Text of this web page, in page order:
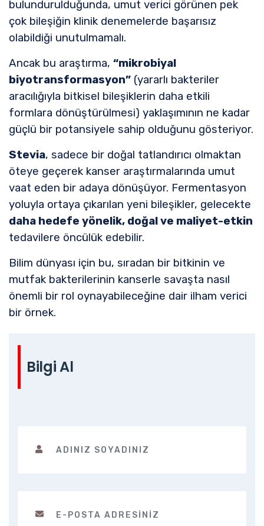
bulundurulduğunda, umut verici görünen pek
çok bileşiğin klinik denemelerde başarısız
olabildiği unutulmamalı.
Ancak bu araştırma, “mikrobiyal
biyotransformasyon” (yararlı bakteriler
aracılığıyla bitkisel bileşiklerin daha etkili
formlara dönüştürülmesi) yaklaşımının ne kadar
güçlü bir potansiyele sahip olduğunu gösteriyor.
Stevia, sadece bir doğal tatlandırıcı olmaktan
öteye geçerek kanser araştırmalarında umut
vaat eden bir adaya dönüşüyor. Fermentasyon
yoluyla ortaya çıkarılan yeni bileşikler, gelecekte
daha hedefe yönelik, doğal ve maliyet-etkin
tedavilere öncülük edebilir.
Bilim dünyası için bu, sıradan bir bitkinin ve
mutfak bakterilerinin kanserle savaşta nasıl
önemli bir rol oynayabileceğine dair ilham verici
bir örnek.
Bilgi Al